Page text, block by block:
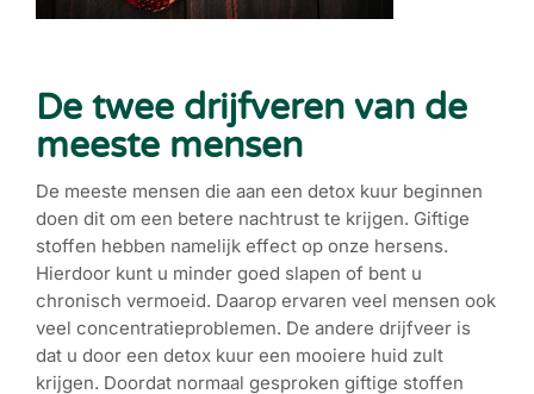
De twee drijfveren van de
meeste mensen
De meeste mensen die aan een detox kuur beginnen
doen dit om een betere nachtrust te krijgen. Giftige
stoffen hebben namelijk effect op onze hersens.
Hierdoor kunt u minder goed slapen of bent u
chronisch vermoeid. Daarop ervaren veel mensen ook
veel concentratieproblemen. De andere drijfveer is
dat u door een detox kuur een mooiere huid zult
krijgen. Doordat normaal gesproken giftige stoffen